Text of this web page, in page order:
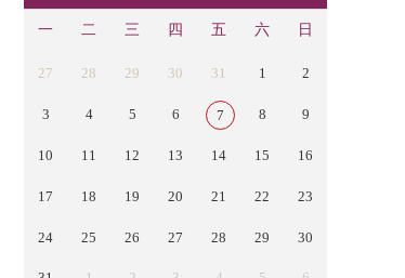
一 二 三 四 五 六 日
27 28 29 30 31 1 2
3 4 5 6 7 8 9
10 11 12 13 14 15 16
17 18 19 20 21 22 23
24 25 26 27 28 29 30